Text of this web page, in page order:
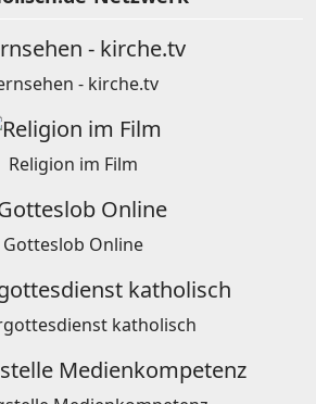
- kirche.tv
Religion im Film
Gotteslob Online
katholisch